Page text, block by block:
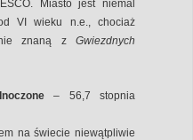
Miasto jest niemal
VI wieku n.e., chociaż
znaną z Gwiezdnych
– 56,7 stopnia
na świecie niewątpliwie